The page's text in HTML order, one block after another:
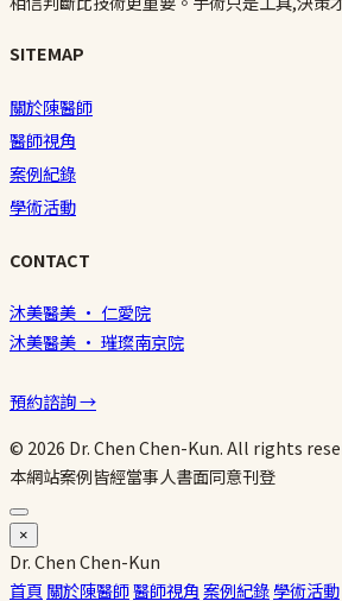
SITEMAP
關於陳醫師
醫師視角
案例紀錄
學術活動
CONTACT
沐美醫美 · 仁愛院
沐美醫美 · 璀璨南京院
預約諮詢 →
© 2026 Dr. Chen Chen-Kun. All rights
本網站案例皆經當事人書面同意刊登
×
Dr.ChenChen-Kun
首頁 關於陳醫師醫師視角案例紀錄學術活動